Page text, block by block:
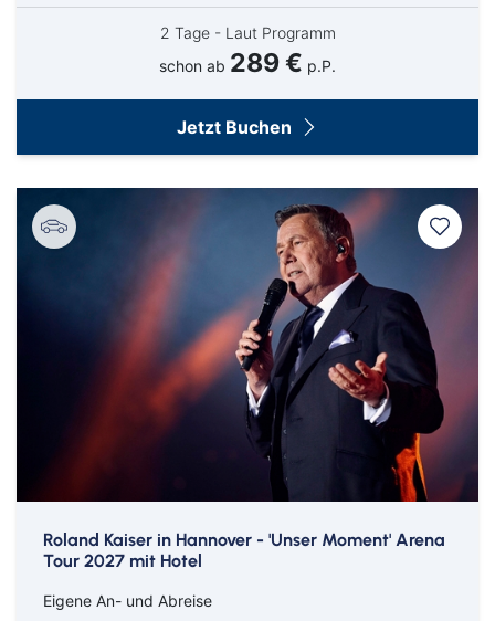
2 Tage - Laut Programm
schon ab 289 € p.P.
Jetzt Buchen
Roland Kaiser in Hannover - 'Unser Moment' Arena
Tour 2027 mit Hotel
Eigene An- und Abreise